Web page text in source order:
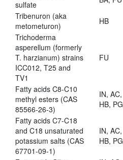
sulfate
Tribenuron (aka
metometuron)
HB
Trichoderma
asperellum (formerly
T. harzianum) strains
ICC012, T25 and
TV1
FU
Fatty acids C8-C10
methyl esters (CAS
85566-26-3)
IN, AC,
HB, PG
Fatty acids C7-C18
and C18 unsaturated
potassium salts (CAS
67701-09-1)
IN, AC,
HB, PG